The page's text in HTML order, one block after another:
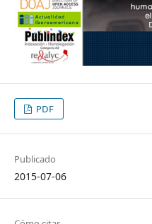
PDF
Publicado
2015-07-06